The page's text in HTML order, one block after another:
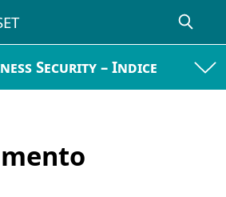
Security – Indice